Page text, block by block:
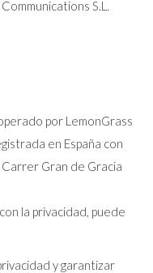
S.L.
por LemonGrass
en España con
Gran de Gracia
la privacidad, puede
y garantizar